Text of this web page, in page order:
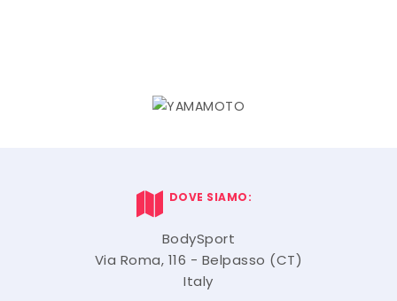
DOVE SIAMO:
BodySport
Via Roma, 116 - Belpasso (CT)
Italy